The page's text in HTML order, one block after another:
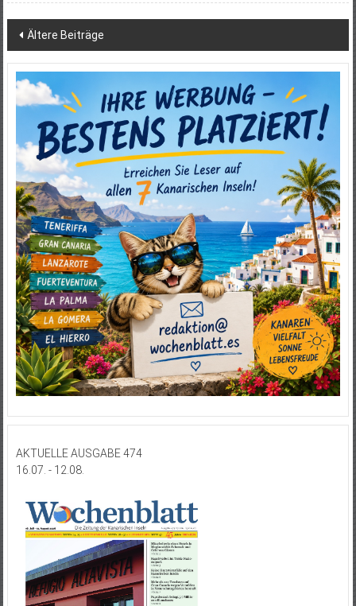
Beitragsnavigation
Ältere Beiträge
AKTUELLE AUSGABE 474
16.07. - 12.08.